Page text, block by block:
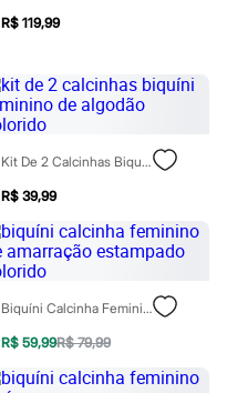
R$ 119,99
Kit De 2 Calcinhas Biquíni Feminino De Algodão Colorido
R$ 39,99
Biquíni Calcinha Feminino De Amarração Estampado Colorido
R$ 59,99R$ 79,99